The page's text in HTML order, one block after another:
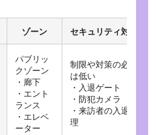
ゾーン セキュリティ対策例
パブリッ
クゾーン
・廊下
・エント
ランス
・エレベ
ーター
制限や対策の必要性
は低い
・入退ゲート
・防犯カメラ
・来訪者の入退室管
理